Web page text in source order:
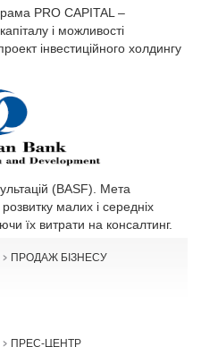
PRO CAPITAL –
і можливості
інвестиційного холдингу
(BASF). Мета
малих і середніх
їх витрати на консалтинг.
ПРОДАЖ БІЗНЕСУ
ПРЕС-ЦЕНТР